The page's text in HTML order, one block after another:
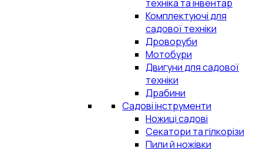
техніка та інвентар
Комплектуючі для
садової техніки
Дроворуби
Мотобури
Двигуни для садової
техніки
Драбини
Садові інструменти
Ножиці садові
Секатори та гілкорізи
Пили й ножівки